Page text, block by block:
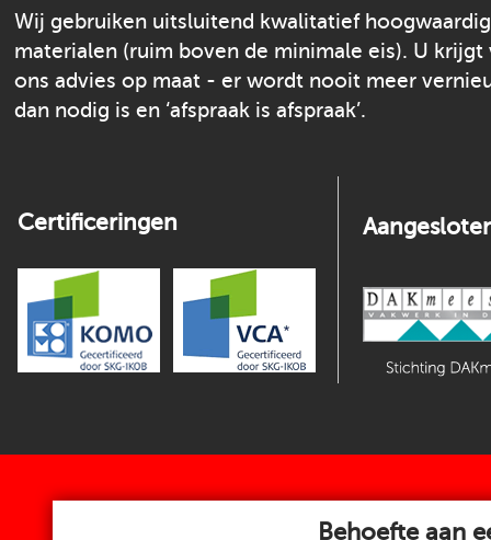
Wij gebruiken uitsluitend kwalitatief
materialen (ruim boven de minimale eis). U krijgt
ons advies op maat - er wordt nooit meer
dan nodig is en ‘afspraak is afspraak’.
Certificeringen
Behoefte aan